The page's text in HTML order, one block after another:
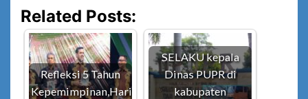
Related Posts:
Refleksi 5 Tahun
Kepemimpinan,Hari
SELAKU kepala
Dinas PUPR di
kabupaten